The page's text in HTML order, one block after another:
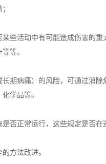
些活动中有可能造成伤害的
等。
期病痛）的风险，可通过消
学品等。
否正常运行，这些规定是否在
方法改进。